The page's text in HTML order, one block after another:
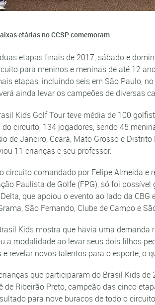
etárias no CCSP comemoram
etapas finais de 2017, sábado e
para meninos e meninas de até 12
etapas, incluindo seis em São Paulo,
ainda levar os campeões de diversas
Kids Golf Tour teve média de 100
circuito, 134 jogadores, sendo 45
de Janeiro, Ceará, Mato Grosso e
11 crianças e seu professor.
circuito comandado por Felipe Almeida
Paulista de Golfe (FPG), só foi
que apoiou o evento ao lado da
São Fernando, Clube de Campo e
Kids mostra que havia uma
a modalidade ao levar seus dois filhos
revelar novos talentos para o esporte, o
que participaram do Brasil Kids
de Ribeirão Preto, campeão das cinco
para nove buracos de todo o